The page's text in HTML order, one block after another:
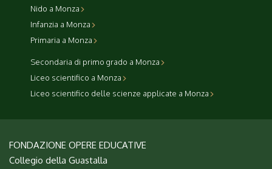
Nido a Monza
Infanzia a Monza
Primaria a Monza
Secondaria di primo grado a Monza
Liceo scientifico a Monza
Liceo scientifico delle scienze applicate a Monza
FONDAZIONE OPERE EDUCATIVE
Collegio della Guastalla